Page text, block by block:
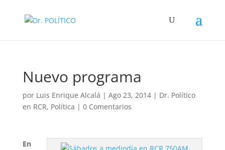
Nuevo programa
por Luis Enrique Alcalá | Ago 23, 2014| Dr. Político
en RCR, Política | 0 Comentarios
En